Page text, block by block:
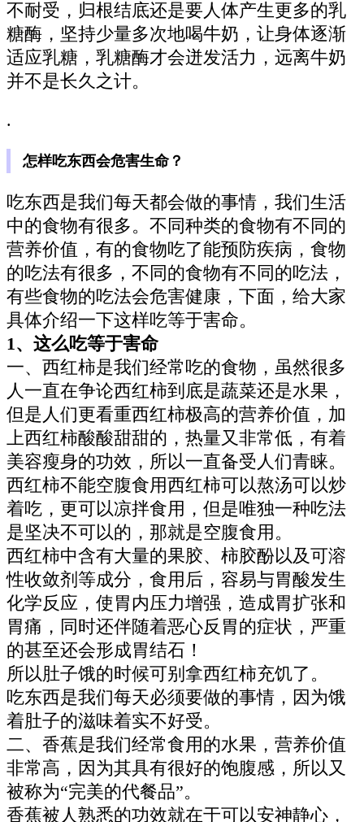
不耐受，归根结底还是要人体产生更多的乳
糖酶，坚持少量多次地喝牛奶，让身体逐渐
适应乳糖，乳糖酶才会迸发活力，远离牛奶
并不是长久之计。
.
怎样吃东西会危害生命？
吃东西是我们每天都会做的事情，我们生活
中的食物有很多。不同种类的食物有不同的
营养价值，有的食物吃了能预防疾病，食物
的吃法有很多，不同的食物有不同的吃法，
有些食物的吃法会危害健康，下面，给大家
具体介绍一下这样吃等于害命。
1、这么吃等于害命
一、西红柿是我们经常吃的食物，虽然很多
人一直在争论西红柿到底是蔬菜还是水果，
但是人们更看重西红柿极高的营养价值，加
上西红柿酸酸甜甜的，热量又非常低，有着
美容瘦身的功效，所以一直备受人们青睐。
西红柿不能空腹食用西红柿可以熬汤可以炒
着吃，更可以凉拌食用，但是唯独一种吃法
是坚决不可以的，那就是空腹食用。
西红柿中含有大量的果胶、柿胶酚以及可溶
性收敛剂等成分，食用后，容易与胃酸发生
化学反应，使胃内压力增强，造成胃扩张和
胃痛，同时还伴随着恶心反胃的症状，严重
的甚至还会形成胃结石！
所以肚子饿的时候可别拿西红柿充饥了。
吃东西是我们每天必须要做的事情，因为饿
着肚子的滋味着实不好受。
二、香蕉是我们经常食用的水果，营养价值
非常高，因为其具有很好的饱腹感，所以又
被称为“完美的代餐品”。
香蕉被人熟悉的功效就在于可以安神静心，